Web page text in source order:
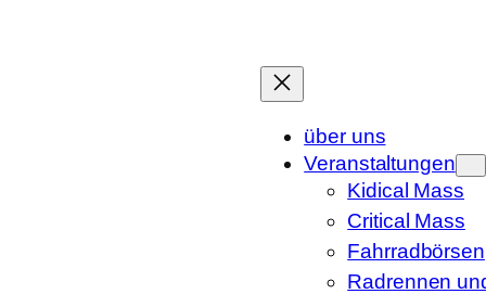
über uns
Veranstaltungen
Kidical Mass
Critical Mass
Fahrradbörsen
Radrennen